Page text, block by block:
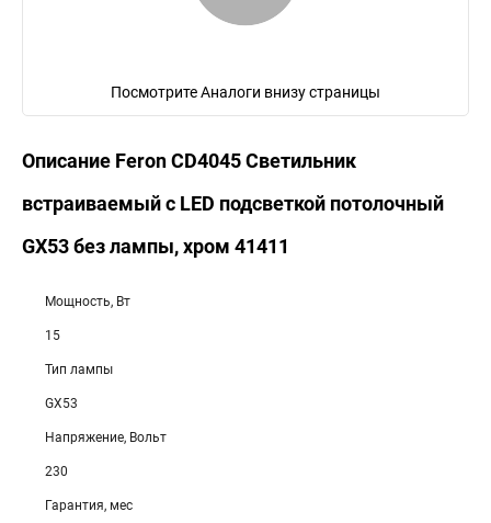
Посмотрите Аналоги внизу страницы
Описание Feron CD4045 Светильник
встраиваемый с LED подсветкой потолочный
GX53 без лампы, хром 41411
Мощность, Вт
15
Тип лампы
GX53
Напряжение, Вольт
230
Гарантия, мес